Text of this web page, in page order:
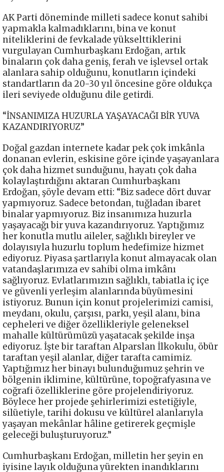
AK Parti döneminde milleti sadece konut sahibi
yapmakla kalmadıklarını, bina ve konut
niteliklerini de fevkalade yükselttiklerini
vurgulayan Cumhurbaşkanı Erdoğan, artık
binaların çok daha geniş, ferah ve işlevsel ortak
alanlara sahip olduğunu, konutların içindeki
standartların da 20-30 yıl öncesine göre oldukça
ileri seviyede olduğunu dile getirdi.
“İNSANIMIZA HUZURLA YAŞAYACAĞI BİR YUVA
KAZANDIRIYORUZ”
Doğal gazdan internete kadar pek çok imkânla
donanan evlerin, eskisine göre içinde yaşayanlara
çok daha hizmet sunduğunu, hayatı çok daha
kolaylaştırdığını aktaran Cumhurbaşkanı
Erdoğan, şöyle devam etti: “Biz sadece dört duvar
yapmıyoruz. Sadece betondan, tuğladan ibaret
binalar yapmıyoruz. Biz insanımıza huzurla
yaşayacağı bir yuva kazandırıyoruz. Yaptığımız
her konutla mutlu aileler, sağlıklı bireyler ve
dolayısıyla huzurlu toplum hedefimize hizmet
ediyoruz. Piyasa şartlarıyla konut almayacak olan
vatandaşlarımıza ev sahibi olma imkânı
sağlıyoruz. Evlatlarımızın sağlıklı, tabiatla iç içe
ve güvenli yerleşim alanlarında büyümesini
istiyoruz. Bunun için konut projelerimizi camisi,
meydanı, okulu, çarşısı, parkı, yeşil alanı, bina
cepheleri ve diğer özellikleriyle geleneksel
mahalle kültürümüzü yaşatacak şekilde inşa
ediyoruz. İşte bir taraftan Alparslan İlkokulu, öbür
taraftan yeşil alanlar, diğer tarafta camimiz.
Yaptığımız her binayı bulunduğumuz şehrin ve
bölgenin iklimine, kültürüne, topoğrafyasına ve
coğrafi özelliklerine göre projelendiriyoruz.
Böylece her projede şehirlerimizi estetiğiyle,
silüetiyle, tarihi dokusu ve kültürel alanlarıyla
yaşayan mekânlar hâline getirerek geçmişle
geleceği buluşturuyoruz.”
Cumhurbaşkanı Erdoğan, milletin her şeyin en
iyisine layık olduğuna yürekten inandıklarını